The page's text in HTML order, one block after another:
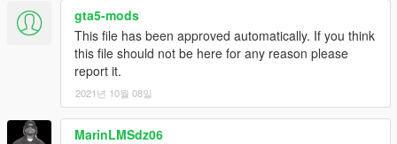
gta5-mods
This file has been approved automatically. If you think
this file should not be here for any reason please
report it.
2021년 10월 08일
MarinLMSdz06